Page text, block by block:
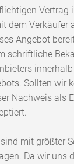
Vertrag
dem Verkäufer
Angebot
schriftliche
Sollten wir
Nachweis als
mit größter
Da wir uns